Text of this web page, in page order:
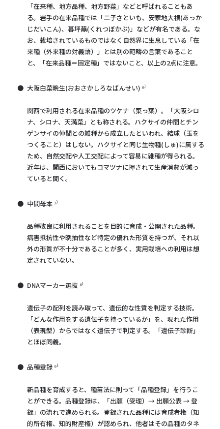
「在来種、地方品種、地方野菜」などと呼ばれることもあ
る。岩手の在来品種では「二子さといも、安家地大根(あっか
じだいこん)、暮坪蕪(くれつぼかぶ)」などが有名である。な
お、栽培されているものではなく自然界に生息している「在
来種（外来種の対義語）」とは別の範疇の言葉であること
と、「在来品種＝固定種」ではないこと、以上の2点に注意。
大阪白菜晩生(おおさかしろなばんせい) ⁶⁾
関西で利用される在来品種のツケナ（菜っ葉）。「大阪シロ
ナ、シロナ、天満菜」とも称される。ハクサイの仲間とチン
ゲンサイの仲間との雑種から成立したといわれ、結球（玉を
つくること）はしない。ハクサイと同じ生物種(しゅ)に属する
ため、自然交配や人工交配によって容易に雑種が得られる。
近年は、関西においてもコマツナに押されて生産消費が減っ
ていると聞く。
中間母本 ⁷⁾
品種改良に利用されることを目的に育成・公開された品種。
病害抵抗性や晩抽性など特定の優れた形質を持つが、それ以
外の形質が不十分であることが多く、実用栽培への利用は想
定されていない。
DNAマーカー選抜 ⁸⁾
遺伝子の配列を読み取って、遺伝的な性質を判定する技術。
「どんな作用をする遺伝子を持っているか」を、現れた作用
（表現型）からではなく遺伝子で判定する。「遺伝子診断」
とほぼ同義。
品種登録 ⁹⁾
新品種を育成すると、種苗法に則って「品種登録」を行うこ
とができる。品種登録は、「出願（受理）→ 出願公表 → 登
録」の流れで進められる。登録された品種には育成者権（知
的所有権、知的財産権）が認められ、他者はその品種のタネ